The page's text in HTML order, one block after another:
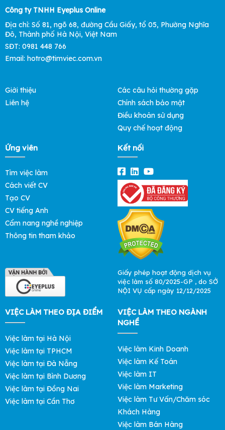
Công ty TNHH Eyeplus Online
Địa chỉ: Số 81, ngõ 68, đường Cầu Giấy, tổ 05, Phường Nghĩa
Đô, Thành phố Hà Nội, Việt Nam
SĐT: 0981 448 766
Email: hotro@timviec.com.vn
Giới thiệu
Liên hệ
Các câu hỏi thường gặp
Chính sách bảo mật
Điều khoản sử dụng
Quy chế hoạt động
Ứng viên
Tìm việc làm
Cách viết CV
Tạo CV
CV tiếng Anh
Cẩm nang nghề nghiệp
Thông tin tham khảo
Kết nối
Giấy phép hoạt động dịch vụ
việc làm số 80/2025-GP , do SỞ
NỘI VỤ cấp ngày 12/12/2025
VIỆC LÀM THEO ĐỊA ĐIỂM
Việc làm tại Hà Nội
Việc làm tại TPHCM
Việc làm tại Đà Nẵng
Việc làm tại Bình Dương
Việc làm tại Đồng Nai
Việc làm tại Cần Thơ
VIỆC LÀM THEO NGÀNH
NGHỀ
Việc làm Kinh Doanh
Việc làm Kế Toán
Việc làm IT
Việc làm Marketing
Việc làm Tư Vấn/Chăm sóc
Khách Hàng
Việc làm Bán Hàng